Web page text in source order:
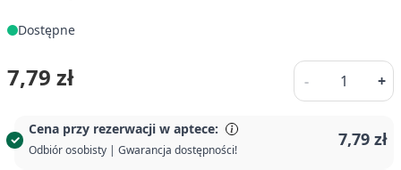
Dostępne
Cena przy rezerwacji w aptece:
Odbiór osobisty | Gwarancja dostępności!
7,79 zł
7,79 zł -
Ilość
+